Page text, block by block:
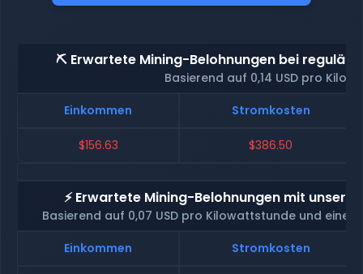
⛏️ Erwartete Mining-Belohnungen bei
Basierend auf 0,14 USD pro
Einkommen
Stromkosten
$156.63 $386.50
⚡ Erwartete Mining-Belohnungen mit
Basierend auf 0,07 USD pro Kilowattstunde und
Einkommen
Stromkosten